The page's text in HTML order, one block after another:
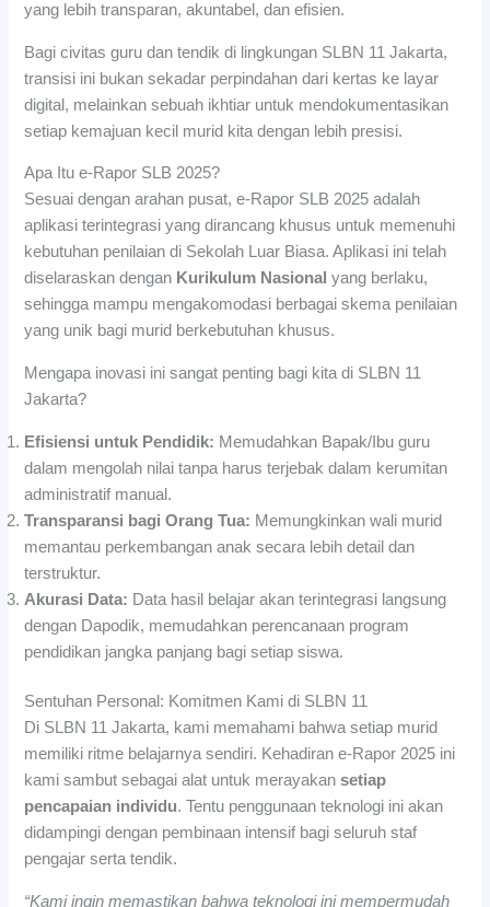
yang lebih transparan, akuntabel, dan efisien.
Bagi civitas guru dan tendik di lingkungan SLBN 11 Jakarta,
transisi ini bukan sekadar perpindahan dari kertas ke layar
digital, melainkan sebuah ikhtiar untuk mendokumentasikan
setiap kemajuan kecil murid kita dengan lebih presisi.
Apa Itu e-Rapor SLB 2025?
Sesuai dengan arahan pusat, e-Rapor SLB 2025 adalah
aplikasi terintegrasi yang dirancang khusus untuk memenuhi
kebutuhan penilaian di Sekolah Luar Biasa. Aplikasi ini telah
diselaraskan dengan Kurikulum Nasional yang berlaku,
sehingga mampu mengakomodasi berbagai skema penilaian
yang unik bagi murid berkebutuhan khusus.
Mengapa inovasi ini sangat penting bagi kita di SLBN 11
Jakarta?
Efisiensi untuk Pendidik: Memudahkan Bapak/Ibu guru
dalam mengolah nilai tanpa harus terjebak dalam kerumitan
administratif manual.
Transparansi bagi Orang Tua: Memungkinkan wali murid
memantau perkembangan anak secara lebih detail dan
terstruktur.
Akurasi Data: Data hasil belajar akan terintegrasi langsung
dengan Dapodik, memudahkan perencanaan program
pendidikan jangka panjang bagi setiap siswa.
Sentuhan Personal: Komitmen Kami di SLBN 11
Di SLBN 11 Jakarta, kami memahami bahwa setiap murid
memiliki ritme belajarnya sendiri. Kehadiran e-Rapor 2025 ini
kami sambut sebagai alat untuk merayakansetiap
pencapaian individu. Tentu penggunaan teknologi ini akan
didampingi dengan pembinaan intensif bagi seluruh staf
pengajar serta tendik.
“Kami ingin memastikan bahwa teknologi ini mempermudah